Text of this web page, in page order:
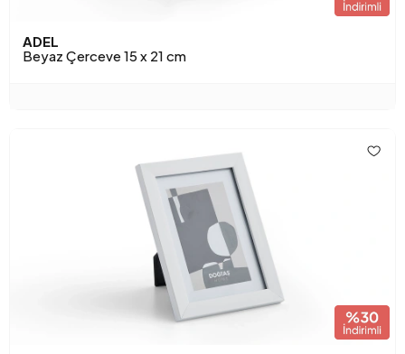
ADEL
Beyaz Çerceve 15 x 21 cm